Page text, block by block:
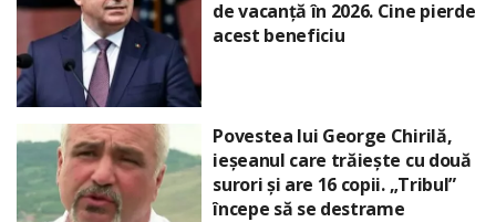
de vacanță în 2026. Cine pierde
acest beneficiu
Povestea lui George Chirilă,
ieșeanul care trăiește cu două
surori și are 16 copii. „Tribul”
începe să se destrame